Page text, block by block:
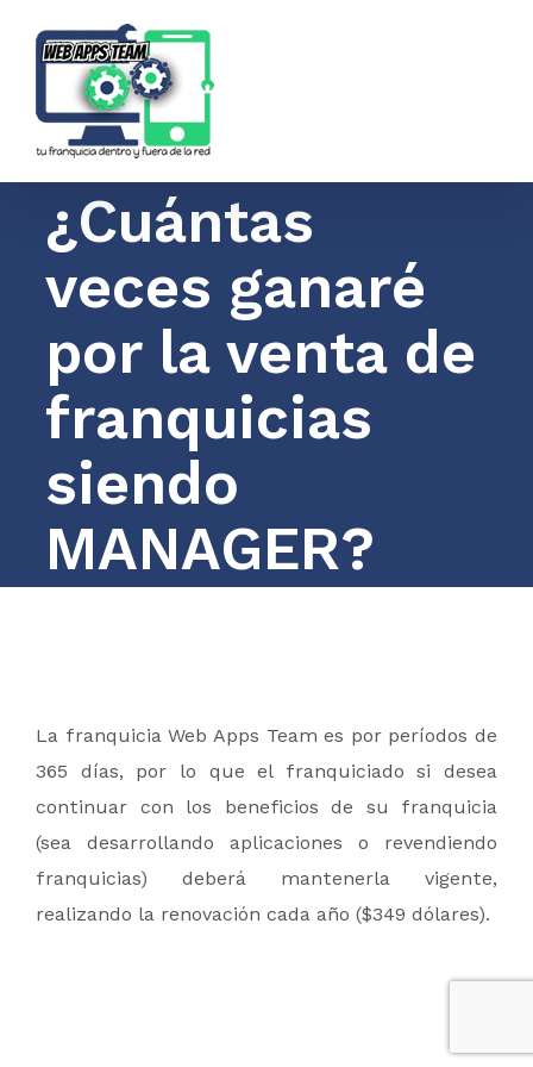
contenido
¿Cuántas
veces ganaré
por la venta de
franquicias
siendo
MANAGER?
La franquicia Web Apps Team es por períodos de
365 días, por lo que el franquiciado si desea
continuar con los beneficios de su franquicia
(sea desarrollando aplicaciones o revendiendo
franquicias) deberá mantenerla vigente,
realizando la renovación cada año ($349 dólares).
2020 @ Copyright | Web Apps Team LLC
All Rights Reserved
Políticas de Privacidad y No Reembolso
Términos & Condiciones